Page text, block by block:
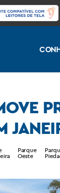
Parque
Oeste